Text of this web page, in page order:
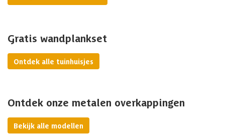
Gratis wandplankset
Ontdek alle tuinhuisjes
Ontdek onze metalen overkappingen
Bekijk alle modellen